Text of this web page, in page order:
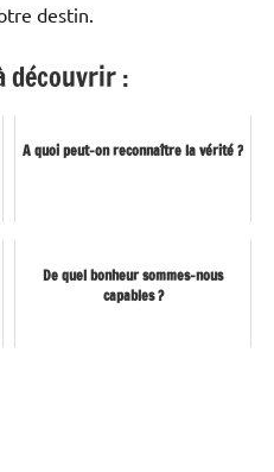
destin.
découvrir :
A quoi peut-on reconnaître la vérité ?
De quel bonheur sommes-nous
capables ?